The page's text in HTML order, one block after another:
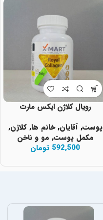
رویال کلاژن ایکس مارت
پوست,آقایان,خانم ها,کلاژن,
مکمل پوست, مو و ناخن
592,500 تومان